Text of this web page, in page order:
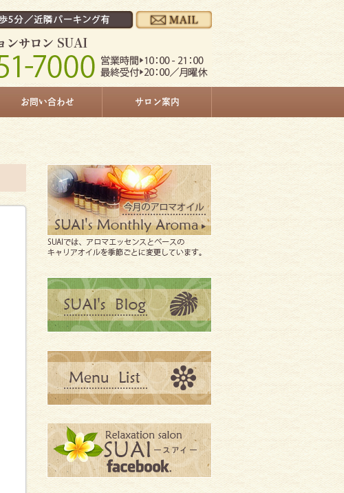
お問い合わせ サロン案内